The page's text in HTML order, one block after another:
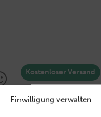
Einwilligung verwalten
Kostenloser Versand
Versandkostenfrei ab 75€